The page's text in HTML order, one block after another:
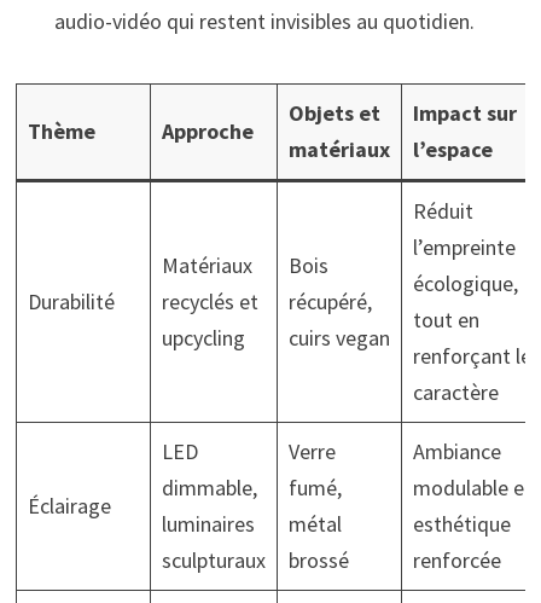
audio-vidéo qui restent invisibles au quotidien.
Thème Approche
Objets et
matériaux
Impact sur
l’espace
Durabilité
Matériaux
recyclés et
upcycling
Bois
récupéré,
cuirs vegan
Réduit
l’empreinte
écologique,
tout en
renforçant le
caractère
Éclairage
LED
dimmable,
luminaires
sculpturaux
Verre
fumé,
métal
brossé
Ambiance
modulable et
esthétique
renforcée